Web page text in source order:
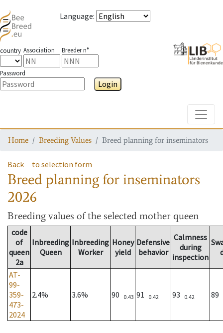
Language:
country Association Breeder n°
Password
Login
Home Breeding Values Breed planning for inseminators
Back to selection form
Breed planning for inseminators
2026
Breeding values of the selected mother queen
code
of
queen
2a
Inbreeding
Queen
Inbreeding
Worker
Honey
yield
Defensive
behavior
Calmness
during
inspection
AT-
99-
359-
473-
2024
2.4% 3.6% 90 0.43 91 0.42 93 0.42 89